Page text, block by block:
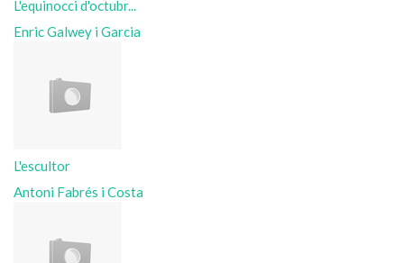
L'equinocci d'octubr...
Enric Galwey i Garcia
L'escultor
Antoni Fabrés i Costa